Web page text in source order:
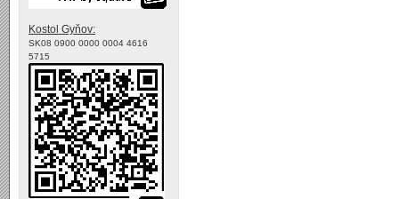
Kostol Gyňov:
SK08 0900 0000 0004 4616
5715